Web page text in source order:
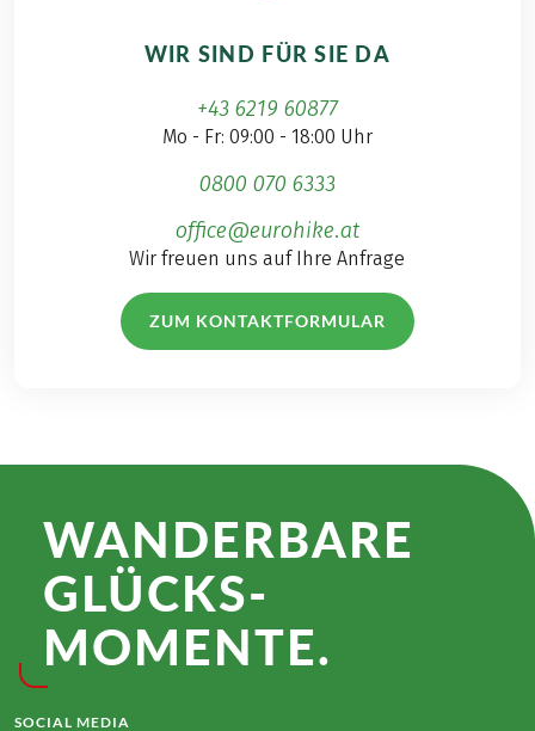
WIR SIND FÜR SIE DA
+43 6219 60877
Mo - Fr: 09:00 - 18:00 Uhr
0800 070 6333
office@eurohike.at
Wir freuen uns auf Ihre Anfrage
ZUM KONTAKTFORMULAR
WANDER­BARE
GLÜCKS­
MOMENTE.
SOCIAL MEDIA